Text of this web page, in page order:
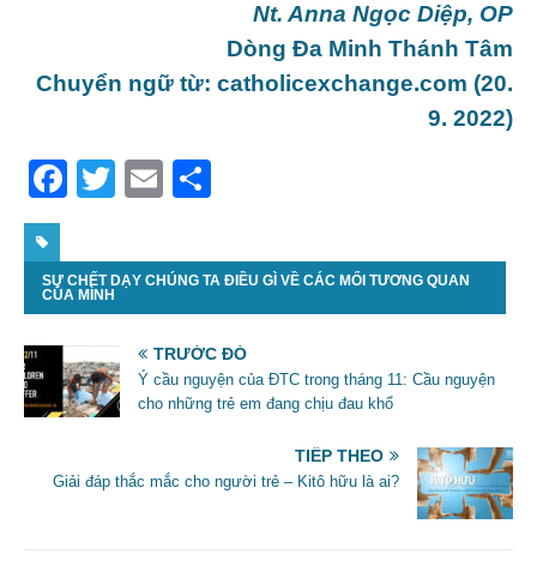
Nt. Anna Ngọc Diệp, OP
Dòng Đa Minh Thánh Tâm
Chuyển ngữ từ: catholicexchange.com (20.
9. 2022)
F
c
e
o
o
T
itt
er
E
ai
l
ar
e
SỰ CHẾT DẠY CHÚNG TA ĐIỀU GÌ VỀ CÁC MỐI TƯƠNG QUAN
CỦA MÌNH
TRƯỚC ĐÓ
Ý cầu nguyện của ĐTC trong tháng 11: Cầu nguyện
cho những trẻ em đang chịu đau khổ
TIẾP THEO
Giải đáp thắc mắc cho người trẻ – Kitô hữu là ai?